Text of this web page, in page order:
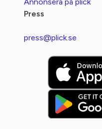
Press
press@plick.se